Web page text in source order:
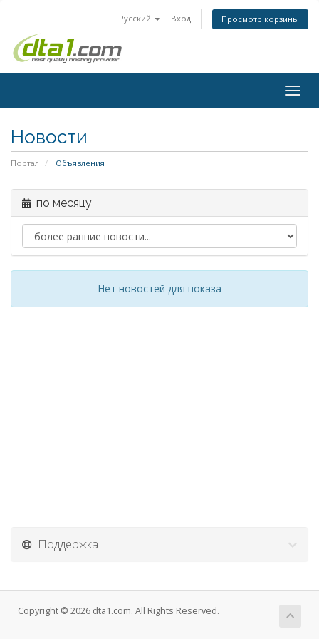
Русский Вход Просмотр корзины
Новости
Портал Объявления
по месяцу
Нет новостей для показа
Поддержка
Copyright © 2026 dta1.com. All Rights Reserved.